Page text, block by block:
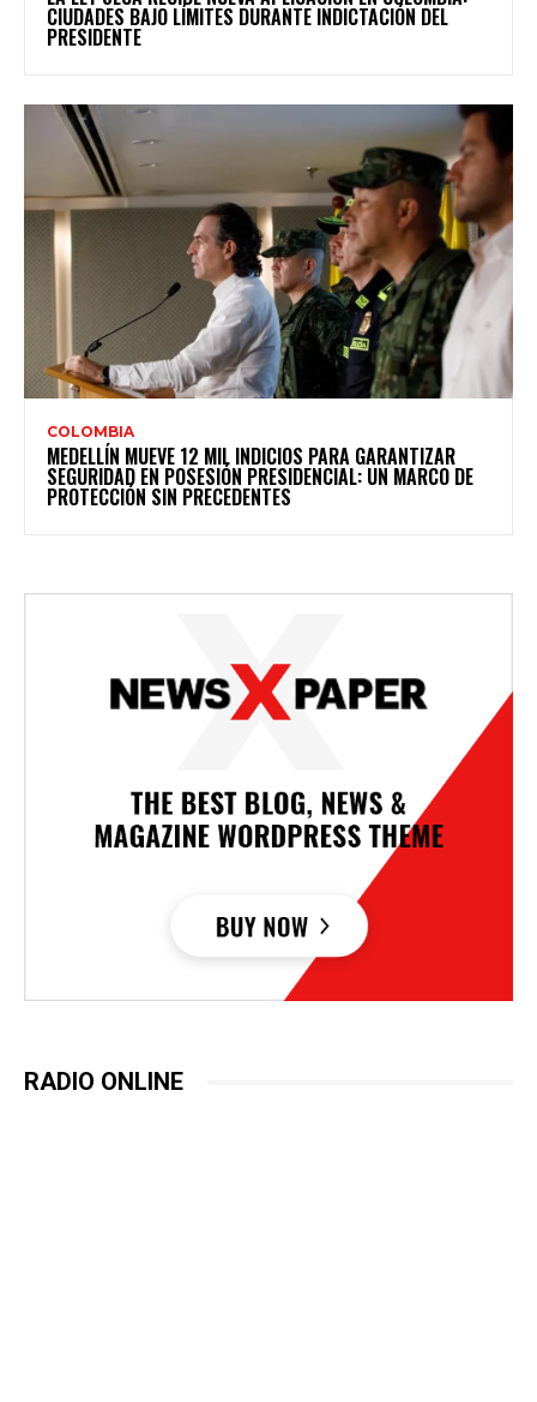
CIUDADES BAJO LÍMITES DURANTE INDICTACIÓN DEL
PRESIDENTE
COLOMBIA
MEDELLÍN MUEVE 12 MIL INDICIOS PARA GARANTIZAR
SEGURIDAD EN POSESIÓN PRESIDENCIAL: UN MARCO DE
PROTECCIÓN SIN PRECEDENTES
RADIO ONLINE